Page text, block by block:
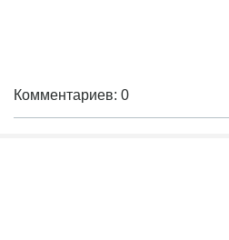
Комментариев: 0